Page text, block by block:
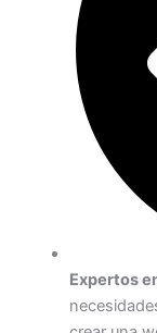
Expertos